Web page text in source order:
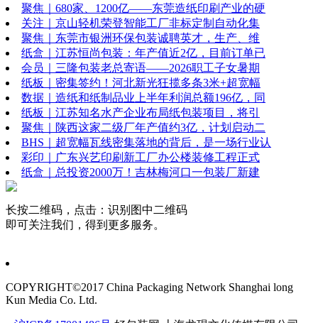
聚焦｜680家、1200亿——东莞造纸印刷产业的硬
关注｜京山轻机荣登智能工厂非标定制自动化集
聚焦｜东莞市银洲环保包装诚聘英才，生产、维
纸盒｜江苏恒尚包装：年产值近2亿，目前订单已
会员｜三隆包装老总寄语——2026职工子女暑期
纸板｜密集签约！河北新光狂揽多条3米+超宽幅
数据｜造纸和纸制品业上半年利润总额196亿，同
纸板｜江苏知名水产企业布局纸包装项目，将引
聚焦｜陕西这家二级厂年产值约3亿，计划启动二
BHS｜超宽幅瓦线密集落地的背后，是一场行业认
彩印｜广东兴艺印刷新工厂办公楼装修工程正式
纸盒｜总投资2000万！吉林梅河口一包装厂新建
长按二维码，点击：识别图中二维码
即可关注我们，得到更多服务。
COPYRIGHT©2017 China Packaging Network Shanghai long
Kun Media Co. Ltd.